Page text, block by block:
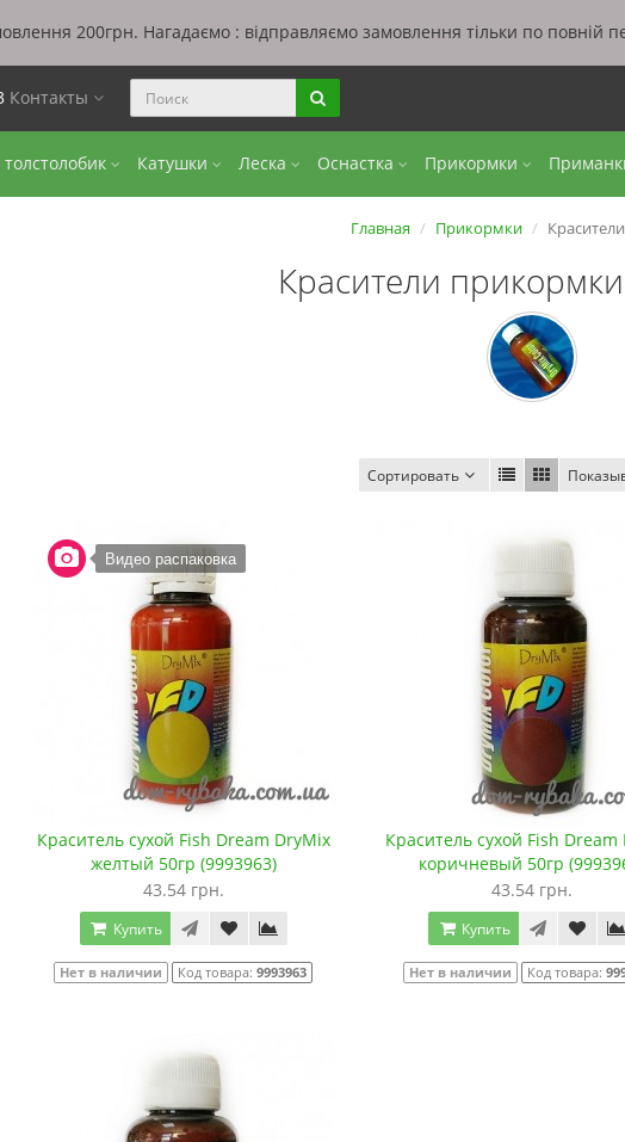
200грн. Нагадаємо : відправляємо замовлення тільки по повній
Контакты
Катушки Леска Оснастка Прикормки
Главная Прикормки
Красители
Сортировать
Видео распаковка
Краситель сухой Fish Dream DryMix
желтый 50гр (9993963)
43.54 грн.
Купить
Нет в наличии Код товара:9993963
Краситель сухой Fish Dream
коричневый 50гр
43.54 грн.
Купить
Нет в наличии Код товара: